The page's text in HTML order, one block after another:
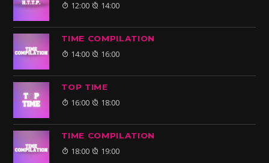
12:00 14:00
TIME COMPILATION
14:00 16:00
TOP TIME
16:00 18:00
TIME COMPILATION
18:00 19:00